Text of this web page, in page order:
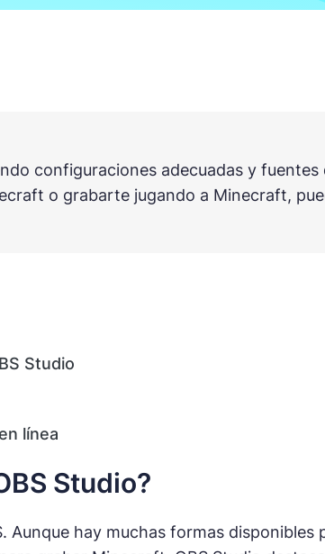
configuraciones adecuadas y fuentes
o grabarte jugando a Minecraft,
Studio
línea
Studio?
hay muchas formas disponibles